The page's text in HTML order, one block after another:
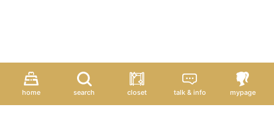
home search closet talk & info mypage